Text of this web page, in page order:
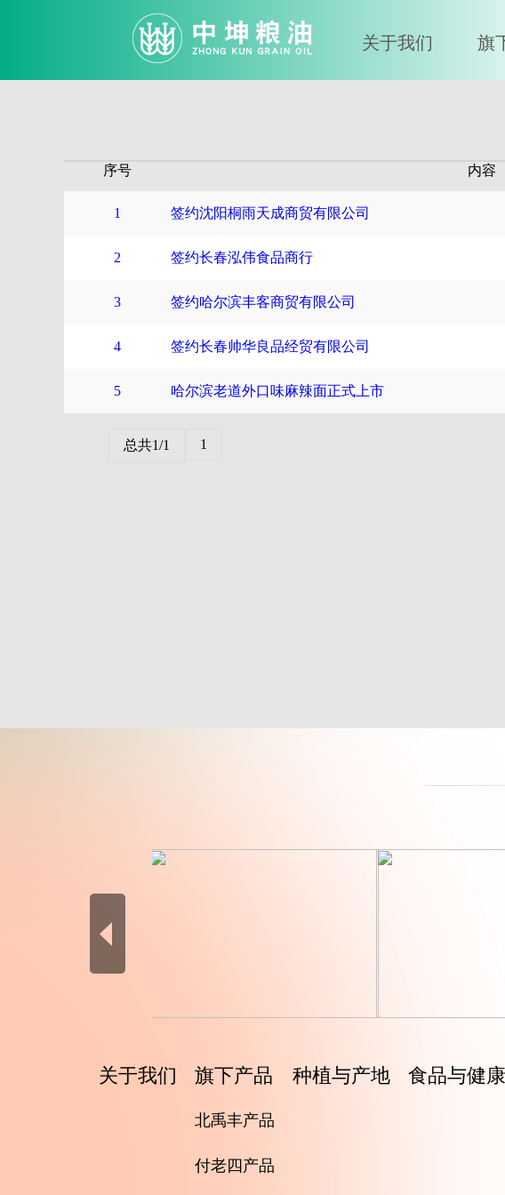
关于我们 旗
序号 内容
1 签约沈阳桐雨天成商贸有限公司
2 签约长春泓伟食品商行
3 签约哈尔滨丰客商贸有限公司
4 签约长春帅华良品经贸有限公司
5 哈尔滨老道外口味麻辣面正式上市
总共1/1 1
关于我们 旗下产品
北禹丰产品
付老四产品
种植与产地 食品与健康